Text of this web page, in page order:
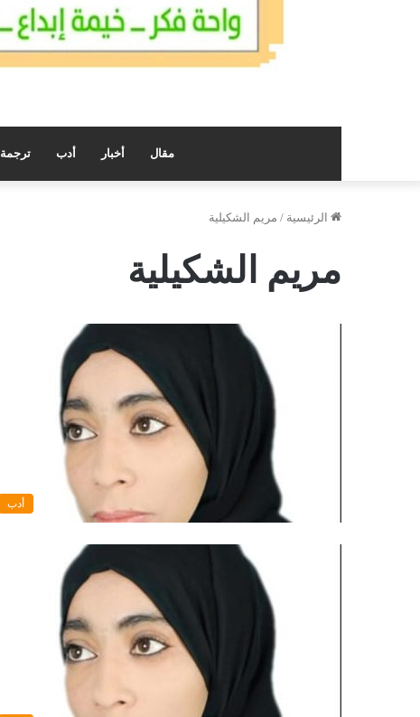
مقال أخبار أدب ترجمة
الرئيسية / مريم الشكيلية
مريم الشكيلية
أدب